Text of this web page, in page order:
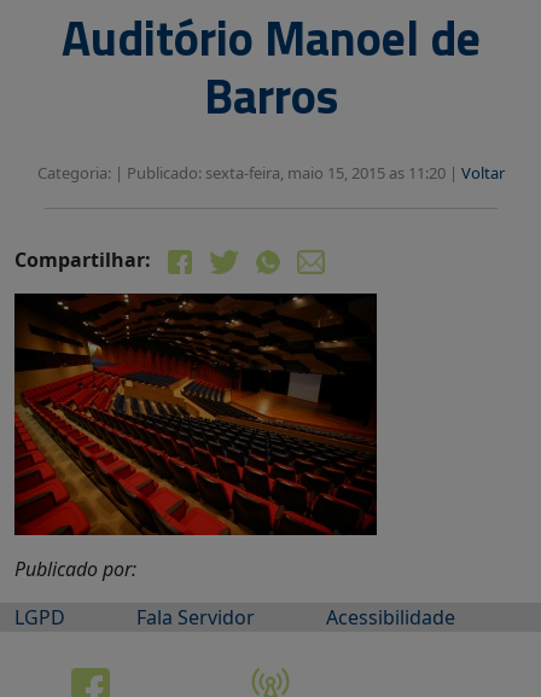
Auditório Manoel de
Barros
Categoria: | Publicado: sexta-feira, maio 15, 2015 as 11:20 | Voltar
Compartilhar:
Publicado por:
LGPD
Fala Servidor Acessibilidade